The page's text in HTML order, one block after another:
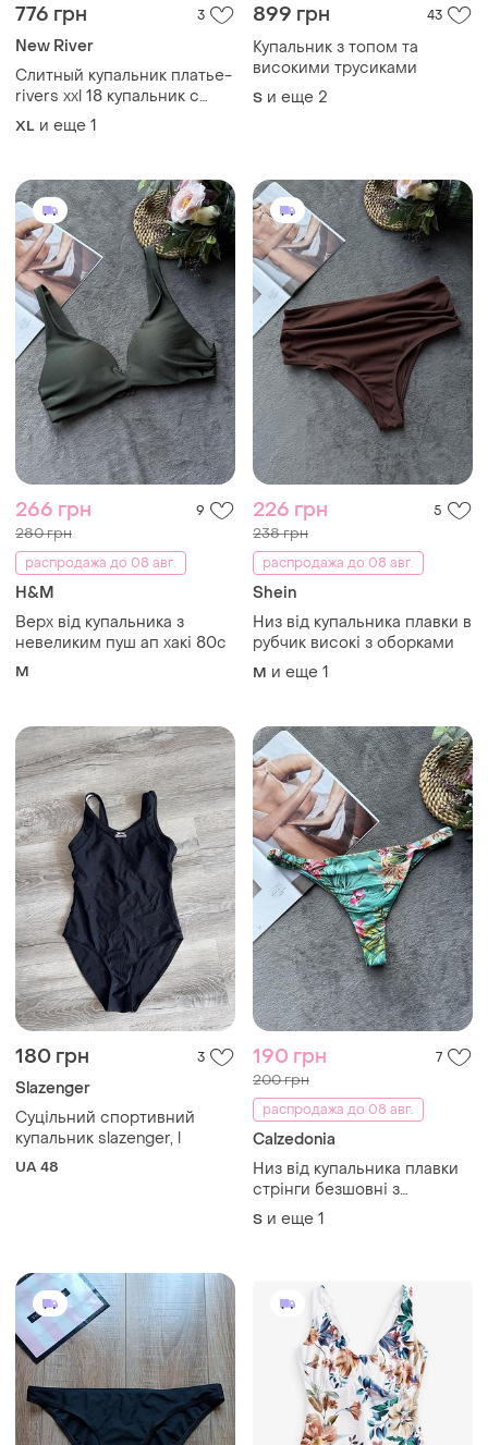
776 грн 3
New River
Слитный купальник платье-
rivers xxl 18 купальник с
юбкой большой размер
XL и еще 1
899 грн 43
Купальник з топом та
високими трусиками
S и еще 2
266 грн 9
280 грн
распродажа до 08 авг.
H&M
Верх від купальника з
невеликим пуш ап хакі 80с
M
226 грн 5
238 грн
распродажа до 08 авг.
Shein
Низ від купальника плавки в
рубчик високі з оборками
M и еще 1
180 грн 3
Slazenger
Суцільний спортивний
купальник slazenger, l
UA 48
190 грн 7
200 грн
распродажа до 08 авг.
Calzedonia
Низ від купальника плавки
стрінги безшовні з
мікрофібри в квітковий
принт
S и еще 1